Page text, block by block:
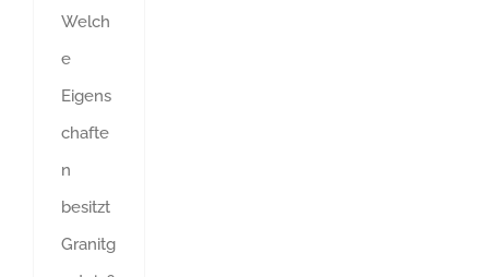
Welch
e
Eigens
chafte
n
besitzt
Granitg